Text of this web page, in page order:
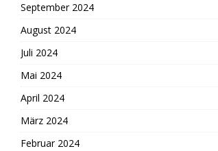
September 2024
August 2024
Juli 2024
Mai 2024
April 2024
März 2024
Februar 2024